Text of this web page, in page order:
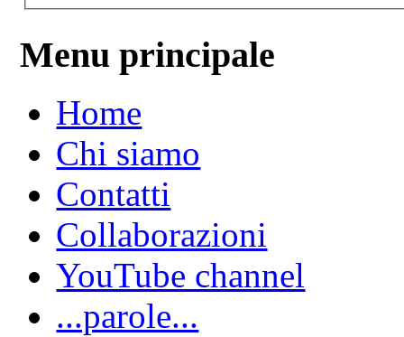
Menu principale
Home
Chi siamo
Contatti
Collaborazioni
YouTube channel
...parole...